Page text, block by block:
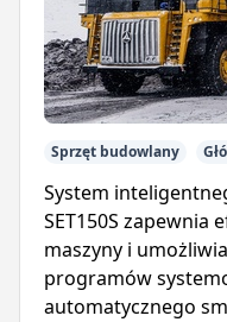
Sprzęt budowlany
System
SET150S zapewnia
maszyny i
programów
automatycznego